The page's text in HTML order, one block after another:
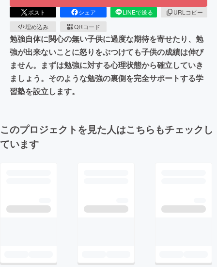
ポスト シェア LINEで送る
URLコピー
埋め込み
QRコード
勉強自体に関心の無い子供に過度な期待を寄せたり、勉
強が出来ないことに怒りをぶつけても子供の成績は伸び
ません。まずは勉強に対する心理状態から確立していき
ましょう。そのような勉強の裏側を完全サポートする学
習塾を設立します。
このプロジェクトを見た人はこちらもチェックし
ています